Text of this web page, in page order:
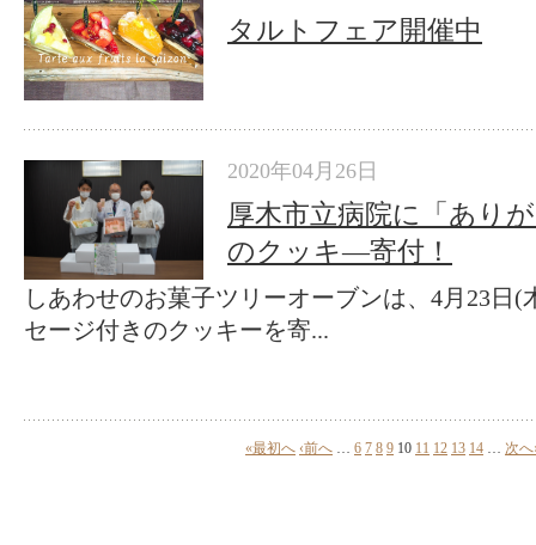
タルトフェア開催中
2020年04月26日
厚木市立病院に「あり
のクッキ―寄付！
しあわせのお菓子ツリーオーブンは、4月23日
セージ付きのクッキーを寄...
«最初へ ‹前へ … 6 7 8 9 10 11 12 13 14 … 次へ